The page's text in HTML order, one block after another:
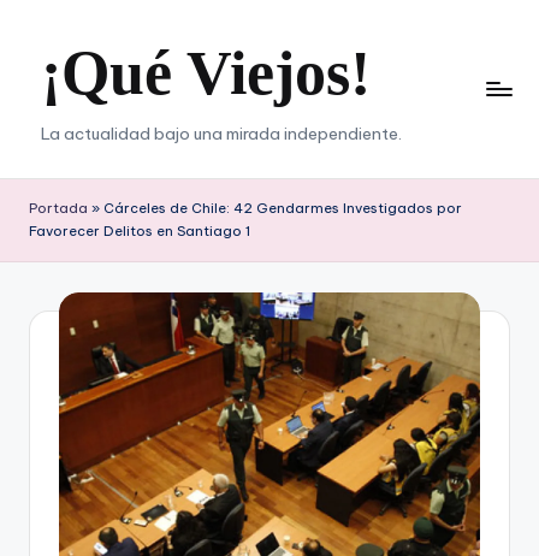
contenido¡Qué Viejos!
La actualidad bajo una mirada independiente.
Portada » Cárceles de Chile: 42 Gendarmes Investigados por
Favorecer Delitos en Santiago 1